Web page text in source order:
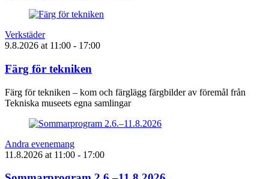
Verkstäder
9.8.2026 at 11:00 - 17:00
Färg för tekniken
Färg för tekniken – kom och färglägg färgbilder av föremål från
Tekniska museets egna samlingar
Andra evenemang
11.8.2026 at 11:00 - 17:00